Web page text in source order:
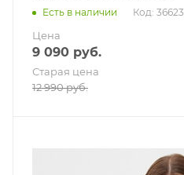
Есть в наличии Код: 36623
Цена
9 090 руб.
Старая цена
12 990руб.